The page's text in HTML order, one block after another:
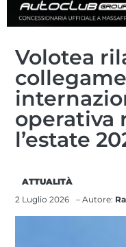
Volotea
operativa
l’estate
ATTUALITÀ
2 Luglio 2026
– Autore: